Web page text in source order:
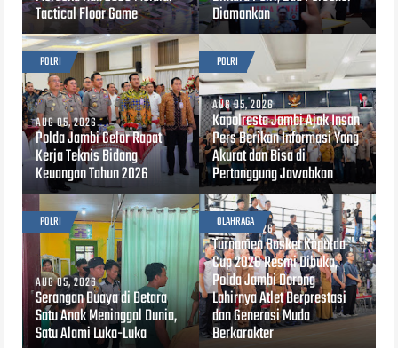
Tactical Floor Game Diamankan
POLRI
AUG 05, 2026
Polda Jambi Gelar Rapat
Kerja Teknis Bidang
Keuangan Tahun 2026
POLRI
AUG 05, 2026
Kapolresta Jambi Ajak Insan
Pers Berikan Informasi Yang
Akurat dan Bisa di
Pertanggung Jawabkan
POLRI
AUG 05, 2026
Serangan Buaya di Betara
Satu Anak Meninggal Dunia,
Satu Alami Luka-Luka
OLAHRAGA
AUG 03, 2026
Turnamen Basket Kapolda
Cup 2026 Resmi Dibuka,
Polda Jambi Dorong
Lahirnya Atlet Berprestasi
dan Generasi Muda
Berkarakter